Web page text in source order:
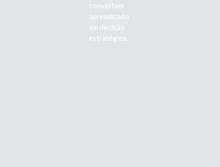
convertem
aprendizado
em decisão
estratégica.